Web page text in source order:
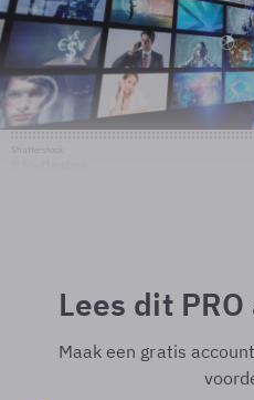
Lees dit
Maak een gratis